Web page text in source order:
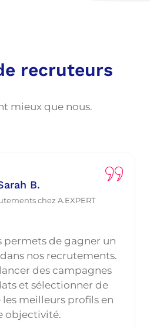
recruteurs
mieux que nous.
B.
chez A.EXPERT
permets de gagner un
nos recrutements.
des campagnes
et sélectionner de
meilleurs profils en
objectivité.